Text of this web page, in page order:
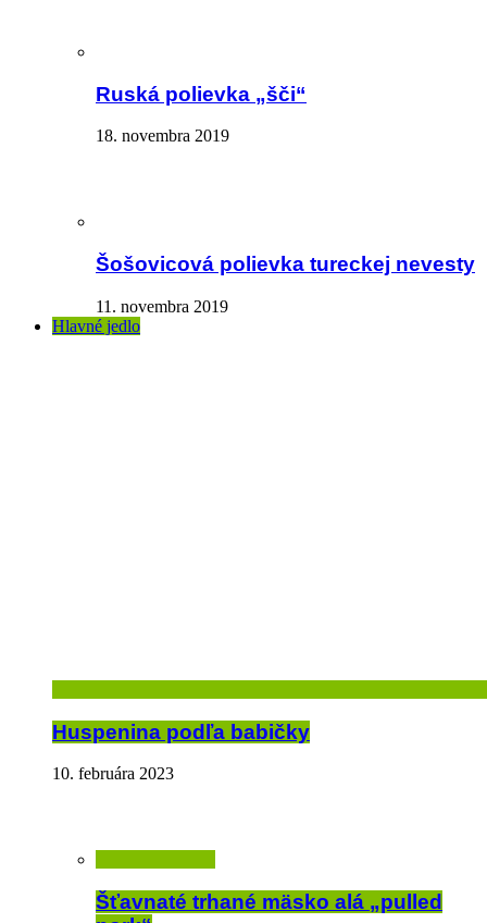
Ruská polievka „šči“
18. novembra 2019
Šošovicová polievka tureckej nevesty
11. novembra 2019
Hlavné jedlo
Huspenina podľa babičky
10. februára 2023
Šťavnaté trhané mäsko alá „pulled